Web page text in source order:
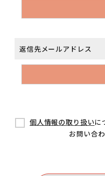
返信先メールアドレス
個人情報の取り扱いに
お問い合